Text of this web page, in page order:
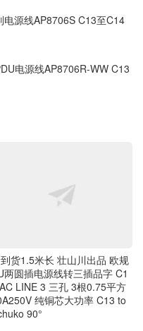
源线AP8706S C13至C14
电源线AP8706R-WW C13
货1.5米长 壮山川出品 欧规
两圆插电源线转三插品字 C1
LINE 3 三孔 3根0.75平方
纯铜芯大功率 C13 to
90°